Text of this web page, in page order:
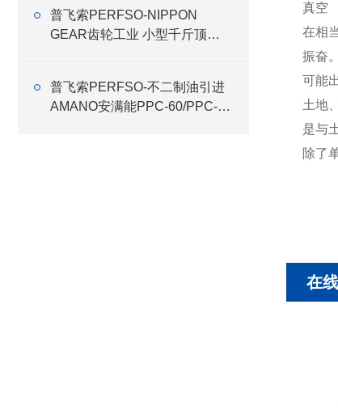
普飞索PERFSO-NIPPON
GEAR齿轮工业 小型千斤顶
普飞索PERFSO-不二制油引进
AMANO安满能PPC-60/PPC-75
真空
在相
振奋。
可能
土地
是与
除了
在